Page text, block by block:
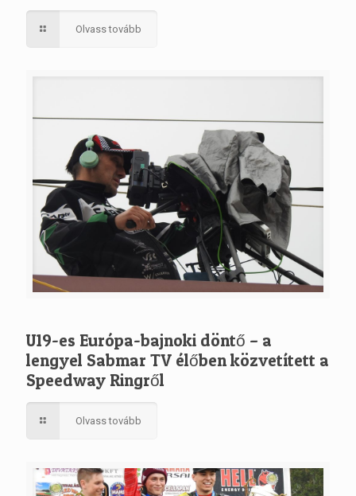
Olvass tovább
U19-es Európa-bajnoki döntő – a
lengyel Sabmar TV élőben közvetített a
Speedway Ringről
Olvass tovább